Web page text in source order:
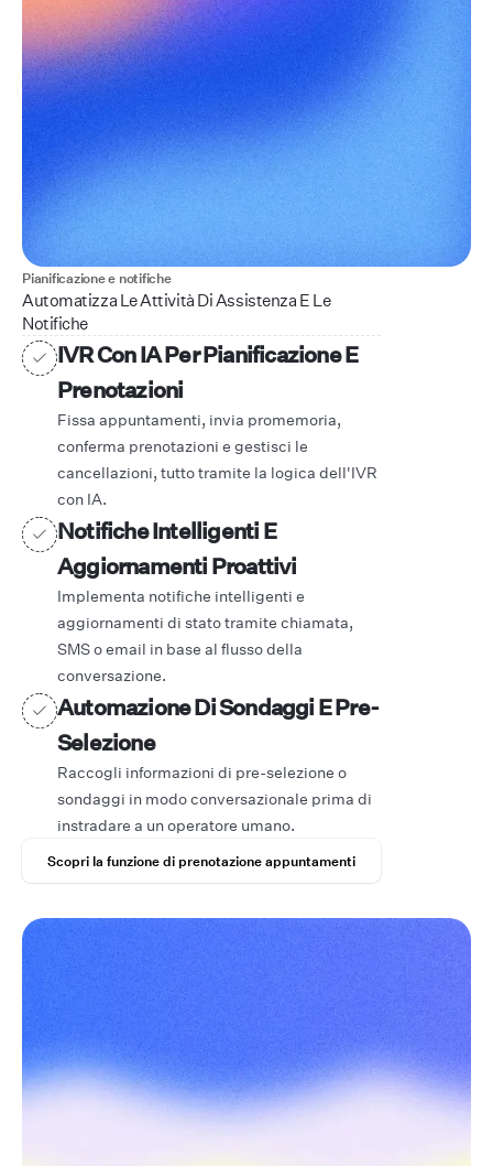
Pianificazione e notifiche
Automatizza Le Attività Di Assistenza E Le
Notifiche
IVR Con IA Per Pianificazione E
Prenotazioni
Fissa appuntamenti, invia promemoria,
conferma prenotazioni e gestisci le
cancellazioni, tutto tramite la logica dell'IVR
con IA.
Notifiche Intelligenti E
Aggiornamenti Proattivi
Implementa notifiche intelligenti e
aggiornamenti di stato tramite chiamata,
SMS o email in base al flusso della
conversazione.
Automazione Di Sondaggi E Pre-
Selezione
Raccogli informazioni di pre-selezione o
sondaggi in modo conversazionale prima di
instradare a un operatore umano.
Scopri la funzione di prenotazione appuntamenti